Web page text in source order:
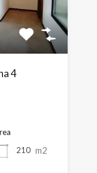
4
210 m2